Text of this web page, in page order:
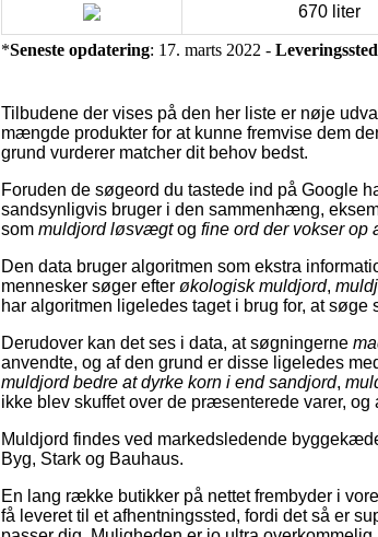
670 liter
*Seneste opdatering: 17. marts 2022 - Leveringssted
Tilbudene der vises på den her liste er nøje
mængde produkter for at kunne fremvise dem
grund vurderer matcher dit behov bedst.
Foruden de søgeord du tastede ind på Google
sandsynligvis bruger i den sammenhæng,
som muldjord løsvægtog fine ord der vokser op
Den data bruger algoritmen som ekstra
mennesker søger efter økologisk muldjord,
har algoritmen ligeledes taget i brug for, at søge
Derudover kan det ses i data, at søgningerne
anvendte, og af den grund er disse ligeledes
muldjord bedre at dyrke korn i end sandjord,
ikke blev skuffet over de præsenterede varer, og
Muldjord findes ved markedsledende
Byg, Stark og Bauhaus.
En lang række butikker på nettet frembyder i
få leveret til et afhentningssted, fordi det så er